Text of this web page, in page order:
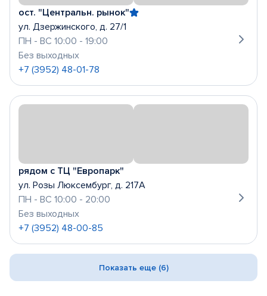
ост. "Центральн. рынок"
ул. Дзержинского, д. 27/1
ПН - ВС 10:00 - 19:00
Без выходных
+7 (3952) 48-01-78
рядом с ТЦ "Европарк"
ул. Розы Люксембург, д. 217А
ПН - ВС 10:00 - 20:00
Без выходных
+7 (3952) 48-00-85
Показать еще (6)